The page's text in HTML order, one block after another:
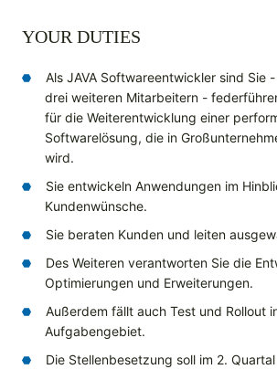
YOUR DUTIES
Als JAVA Softwareentwickler sind Sie
drei weiteren Mitarbeitern -
für die Weiterentwicklung einer
Softwarelösung, die in
wird.
Sie entwickeln Anwendungen im
Kundenwünsche.
Sie beraten Kunden und leiten
Des Weiteren verantworten Sie die
Optimierungen und Erweiterungen.
Außerdem fällt auch Test und Rollout
Aufgabengebiet.
Die Stellenbesetzung soll im 2.